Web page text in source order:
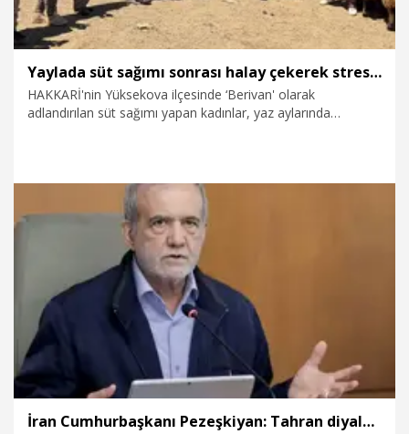
Yaylada süt sağımı sonrası halay çekerek stres atıyorlar
HAKKARİ'nin Yüksekova ilçesinde ‘Berivan' olarak
adlandırılan süt sağımı yapan kadınlar, yaz aylarında
sütü peynir, yoğurt ve tereyağına dönüştürerek hem aile
bütçesine katkı sağlıyor hem de kışlık ihtiyaçlarını
hazırlıyorlar. Kadınlar günün sonunda ise halay çekerek stres
Video
İran Cumhurbaşkanı Pezeşkiyan: Tahran diyalogdan yana ancak teslime zorlanamaz